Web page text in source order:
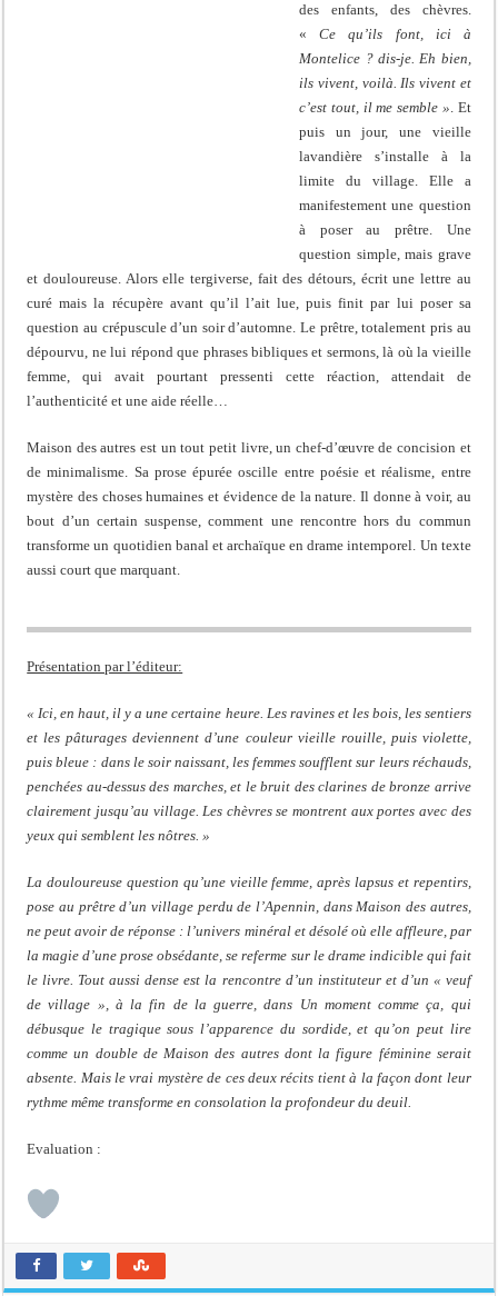
des enfants, des chèvres.
«Ce qu’ils font, ici à
Montelice ? dis-je. Eh bien,
ils vivent, voilà. Ils vivent et
c’est tout, il me semble ». Et
puis un jour, une vieille
lavandière s’installe à la
limite du village. Elle a
manifestement une question
à poser au prêtre. Une
question simple, mais grave
et douloureuse. Alors elle tergiverse, fait des détours, écrit une lettre au
curé mais la récupère avant qu’il l’ait lue, puis finit par lui poser sa
question au crépuscule d’un soir d’automne. Le prêtre, totalement pris au
dépourvu, ne lui répond que phrases bibliques et sermons, là où la vieille
femme, qui avait pourtant pressenti cette réaction, attendait de
l’authenticité et une aide réelle…
Maison des autres est un tout petit livre, un chef-d’œuvre de concision et
de minimalisme. Sa prose épurée oscille entre poésie et réalisme, entre
mystère des choses humaines et évidence de la nature. Il donne à voir, au
bout d’un certain suspense, comment une rencontre hors du commun
transforme un quotidien banal et archaïque en drame intemporel. Un texte
aussi court que marquant.
Présentation par l’éditeur:
« Ici, en haut, il y a une certaine heure. Les ravines et les bois, les sentiers
et les pâturages deviennent d’une couleur vieille rouille, puis violette,
puis bleue : dans le soir naissant, les femmes soufflent sur leurs réchauds,
penchées au-dessus des marches, et le bruit des clarines de bronze arrive
clairement jusqu’au village. Les chèvres se montrent aux portes avec des
yeux qui semblent les nôtres. »
La douloureuse question qu’une vieille femme, après lapsus et repentirs,
pose au prêtre d’un village perdu de l’Apennin, dans Maison des autres,
ne peut avoir de réponse : l’univers minéral et désolé où elle affleure, par
la magie d’une prose obsédante, se referme sur le drame indicible qui fait
le livre. Tout aussi dense est la rencontre d’un instituteur et d’un « veuf
de village », à la fin de la guerre, dans Un moment comme ça, qui
débusque le tragique sous l’apparence du sordide, et qu’on peut lire
comme un double de Maison des autres dont la figure féminine serait
absente. Mais le vrai mystère de ces deux récits tient à la façon dont leur
rythme même transforme en consolation la profondeur du deuil.
Evaluation :